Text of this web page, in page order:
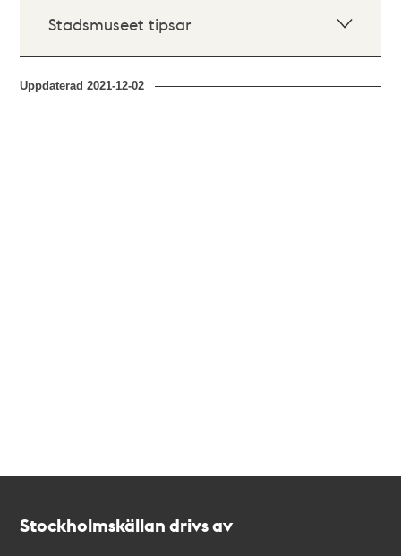
Stadsmuseet tipsar
Uppdaterad2021-12-02
Stockholmskällan drivs av